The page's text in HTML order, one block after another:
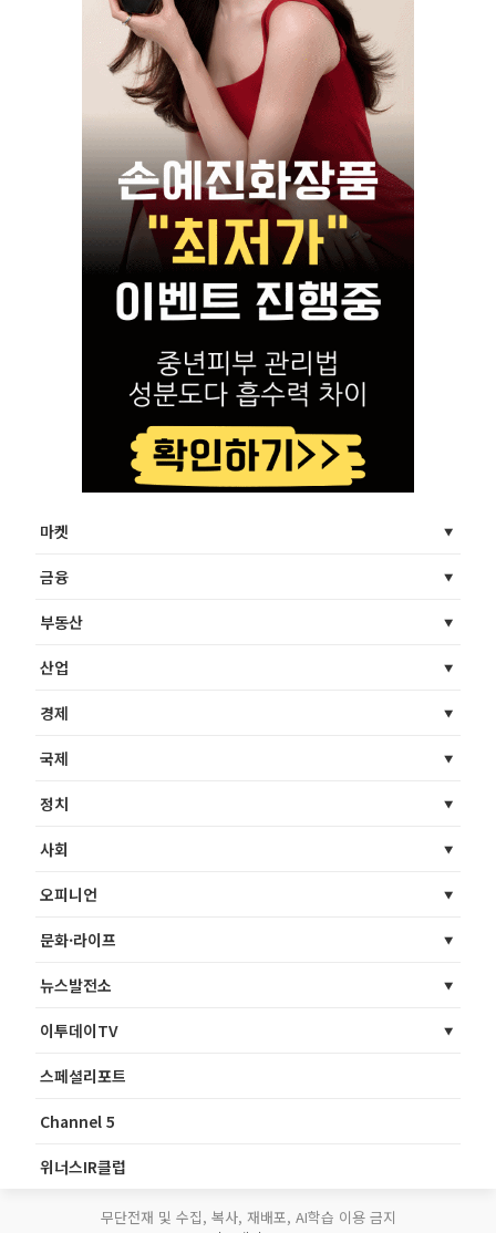
마켓
금융
부동산
산업
경제
국제
정치
사회
오피니언
문화·라이프
뉴스발전소
이투데이TV
스페셜리포트
Channel 5
위너스IR클럽
무단전재 및 수집, 복사, 재배포, AI학습 이용 금지